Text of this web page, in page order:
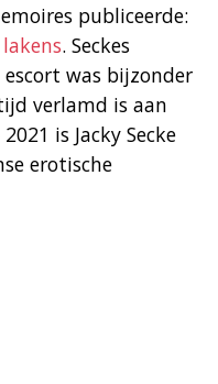
publiceerde:
. Seckes
was bijzonder
verlamd is aan
is Jacky Secke
erotische